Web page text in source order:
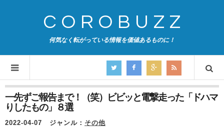
COROBUZZ
何気なく転がっている情報を価値あるものに！
一先ずご報告まで！（笑）ビビッと電撃走った「ドハマ
りしたもの」８選
2022-04-07 ジャンル： その他